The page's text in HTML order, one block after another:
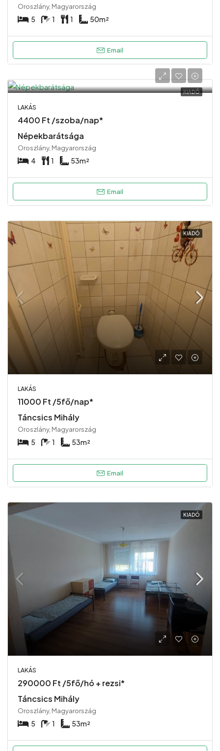
Oroszlány, Magyarország
5 1 1 50m²
Email
KIADÓ
LAKÁS
4400 Ft /szoba/nap*
Népekbarátsága
Oroszlány, Magyarország
4 1 53m²
Email
KIADÓ
LAKÁS
11000 Ft /5fő/nap*
Táncsics Mihály
Oroszlány, Magyarország
5 1 53m²
Email
KIADÓ
LAKÁS
290000 Ft /5fő/hó + rezsi*
Táncsics Mihály
Oroszlány, Magyarország
5 1 53m²